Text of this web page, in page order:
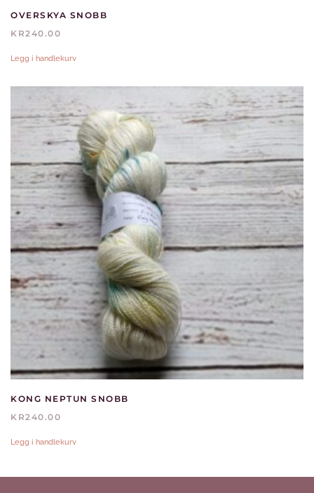
OVERSKYA SNOBB
KR240.00
Legg i handlekurv
KONG NEPTUN SNOBB
KR240.00
Legg i handlekurv